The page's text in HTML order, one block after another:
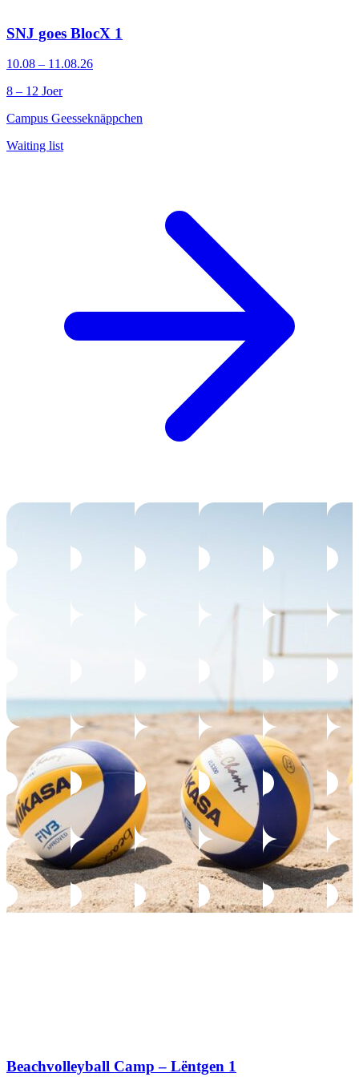
SNJ goes BlocX 1
10.08 – 11.08.26
8 – 12 Joer
Campus Geesseknäppchen
Waiting list
Beachvolleyball Camp – Lëntgen 1